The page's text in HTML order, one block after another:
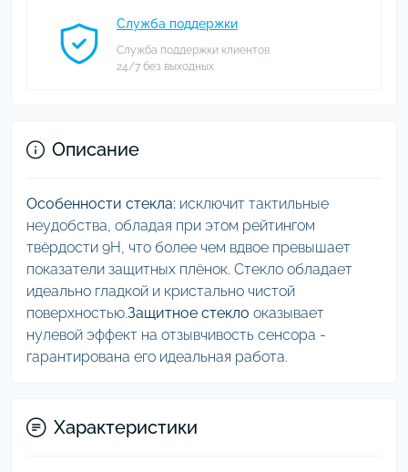
Служба поддержки
Служба поддержки клиентов
24/7 без выходных
Описание
Особенности стекла: исключит тактильные
неудобства, обладая при этом рейтингом
твёрдости 9Н, что более чем вдвое превышает
показатели защитных плёнок. Стекло обладает
идеально гладкой и кристально чистой
поверхностью.Защитное стекло оказывает
нулевой эффект на отзывчивость сенсора -
гарантирована его идеальная работа.
Характеристики